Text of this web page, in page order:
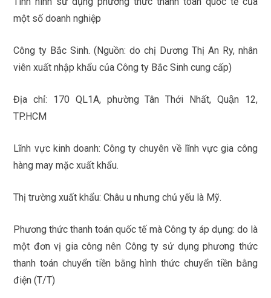
một số doanh nghiệp
Công ty Bắc Sinh. (Nguồn: do chị Dương Thị An Ry, nhân
viên xuất nhập khẩu của Công ty Bắc Sinh cung cấp)
Địa chỉ: 170 QL1A, phường Tân Thới Nhất, Quận 12,
TP.HCM
Lĩnh vực kinh doanh: Công ty chuyên về lĩnh vực gia công
hàng may mặc xuất khẩu.
Thị trường xuất khẩu: Châu u nhưng chủ yếu là Mỹ.
Phương thức thanh toán quốc tế mà Công ty áp dụng: do là
một đơn vị gia công nên Công ty sử dụng phương thức
thanh toán chuyển tiền bằng hình thức chuyển tiền bằng
điện (T/T)